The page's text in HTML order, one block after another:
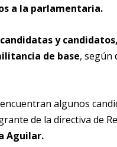
a la parlamentaria.
y
de base, según
algunos
de la directiva de
Aguilar.